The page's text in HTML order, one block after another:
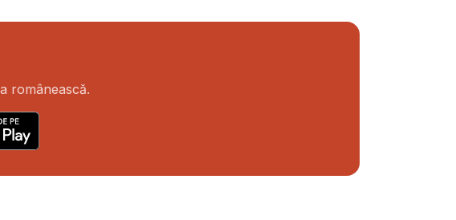
românească.